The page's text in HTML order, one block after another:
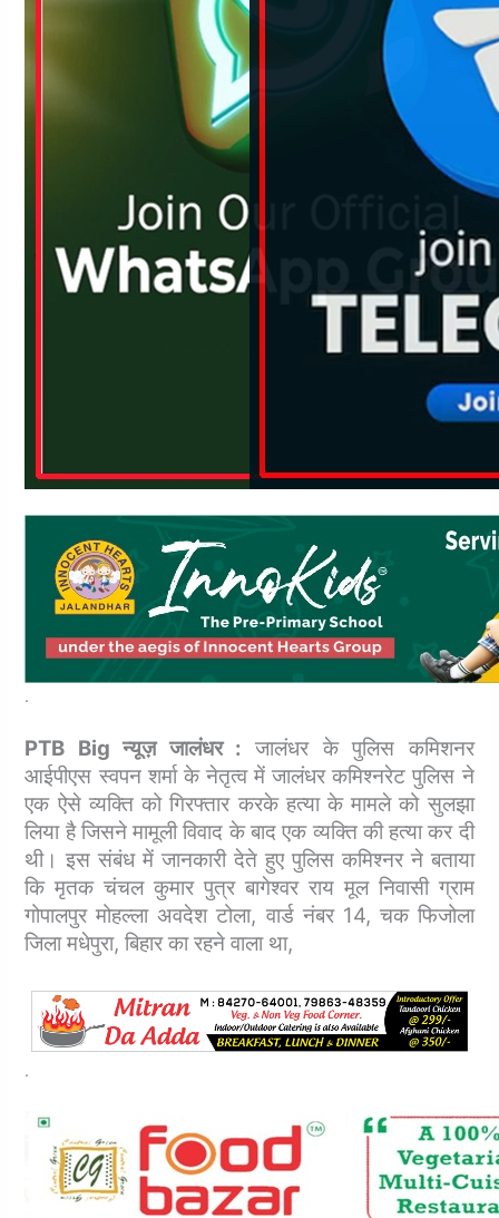
.
PTB Big न्यूज़ जालंधर : जालंधर के पुलिस कमिशनर
आईपीएस स्वपन शर्मा के नेतृत्व में जालंधर कमिश्नरेट पुलिस ने
एक ऐसे व्यक्ति को गिरफ्तार करके हत्या के मामले को सुलझा
लिया है जिसने मामूली विवाद के बाद एक व्यक्ति की हत्या कर दी
थी। इस संबंध में जानकारी देते हुए पुलिस कमिश्नर ने बताया
कि मृतक चंचल कुमार पुत्र बागेश्वर राय मूल निवासी ग्राम
गोपालपुर मोहल्ला अवदेश टोला, वार्ड नंबर 14, चक फिजोला
जिला मधेपुरा, बिहार का रहने वाला था,
.